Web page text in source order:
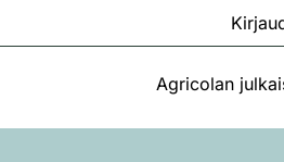
Agricolan